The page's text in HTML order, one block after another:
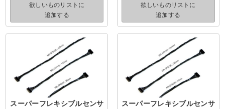
欲しいものリストに
追加する
欲しいものリストに
追加する
スーパーフレキシブルセンサ
スーパーフレキシブルセンサ